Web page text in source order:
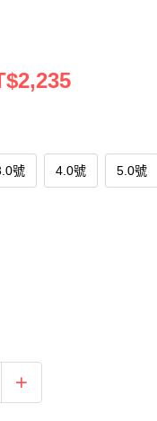
號 4.0號 5.0號